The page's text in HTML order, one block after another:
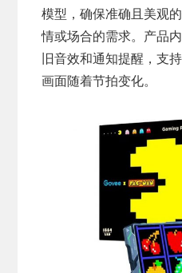
模型，确保准确且美观
情或场合的需求。产品
旧音效和通知提醒，支
画面随着节拍变化。